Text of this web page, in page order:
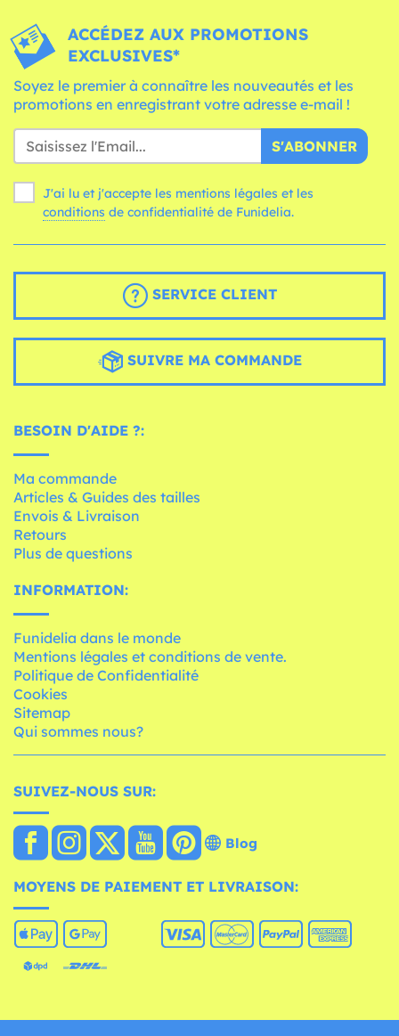
ACCÉDEZ AUX PROMOTIONS
EXCLUSIVES*
Soyez le premier à connaître les nouveautés et les
promotions en enregistrant votre adresse e-mail !
S'ABONNER
J'ai lu et j'accepte les mentions légales et les
conditions de confidentialité de Funidelia.
SERVICE CLIENT
SUIVRE MA COMMANDE
BESOIN D'AIDE ?:
Ma commande
Articles & Guides des tailles
Envois & Livraison
Retours
Plus de questions
INFORMATION:
Funidelia dans le monde
Mentions légales et conditions de vente.
Politique de Confidentialité
Cookies
Sitemap
Qui sommes nous?
SUIVEZ-NOUS SUR:
Blog
MOYENS DE PAIEMENT ET LIVRAISON: